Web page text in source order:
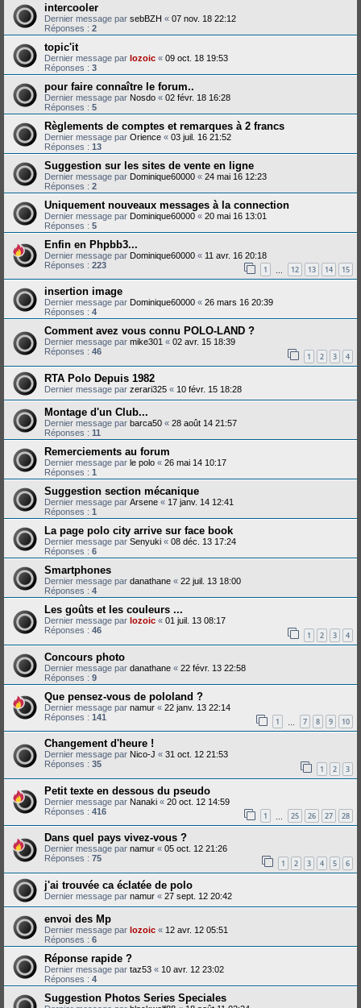
intercooler
Dernier message par sebBZH « 07 nov. 18 22:12
Réponses : 2
topic'it
Dernier message par lozoic « 09 oct. 18 19:53
Réponses : 3
pour faire connaître le forum..
Dernier message par Nosdo « 02 févr. 18 16:28
Réponses : 5
Règlements de comptes et remarques à 2 francs
Dernier message par Orience « 03 juil. 16 21:52
Réponses : 13
Suggestion sur les sites de vente en ligne
Dernier message par Dominique60000 « 24 mai 16 12:23
Réponses : 2
Uniquement nouveaux messages à la connection
Dernier message par Dominique60000 « 20 mai 16 13:01
Réponses : 5
Enfin en Phpbb3...
Dernier message par Dominique60000 « 11 avr. 16 20:18
Réponses : 223 1 12 13 14 15
insertion image
Dernier message par Dominique60000 « 26 mars 16 20:39
Réponses : 4
Comment avez vous connu POLO-LAND ?
Dernier message par mike301 « 02 avr. 15 18:39
Réponses : 46 1 2 3 4
RTA Polo Depuis 1982
Dernier message par zerari325 « 10 févr. 15 18:28
Montage d'un Club...
Dernier message par barca50 « 28 août 14 21:57
Réponses : 11
Remerciements au forum
Dernier message par le polo « 26 mai 14 10:17
Réponses : 1
Suggestion section mécanique
Dernier message par Arsene « 17 janv. 14 12:41
Réponses : 1
La page polo city arrive sur face book
Dernier message par Senyuki « 08 déc. 13 17:24
Réponses : 6
Smartphones
Dernier message par danathane « 22 juil. 13 18:00
Réponses : 4
Les goûts et les couleurs ...
Dernier message par lozoic « 01 juil. 13 08:17
Réponses : 46 1 2 3 4
Concours photo
Dernier message par danathane « 22 févr. 13 22:58
Réponses : 9
Que pensez-vous de pololand ?
Dernier message par namur « 22 janv. 13 22:14
Réponses : 141 1 7 8 9 10
Changement d'heure !
Dernier message par Nico-J « 31 oct. 12 21:53
Réponses : 35 1 2 3
Petit texte en dessous du pseudo
Dernier message par Nanaki « 20 oct. 12 14:59
Réponses : 416 1 25 26 27 28
Dans quel pays vivez-vous ?
Dernier message par namur « 05 oct. 12 21:26
Réponses : 75 1 2 3 4 5 6
j'ai trouvée ca éclatée de polo
Dernier message par namur « 27 sept. 12 20:42
envoi des Mp
Dernier message par lozoic « 12 avr. 12 05:51
Réponses : 6
Réponse rapide ?
Dernier message par taz53 « 10 avr. 12 23:02
Réponses : 4
Suggestion Photos Series Speciales